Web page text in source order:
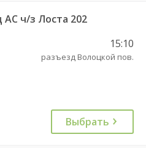
ч/з Лоста 202
15:10
разъезд Волоцкой пов.
Выбрать